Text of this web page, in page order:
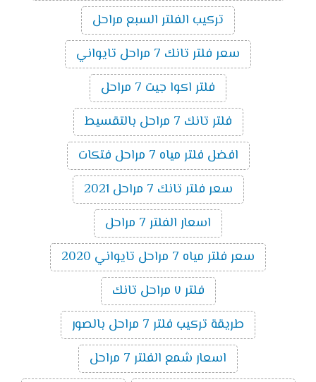
تركيب الفلتر السبع مراحل
سعر فلتر تانك 7 مراحل تايواني
فلتر اكوا جيت 7 مراحل
فلتر تانك 7 مراحل بالتقسيط
افضل فلتر مياه 7 مراحل فتكات
سعر فلتر تانك 7 مراحل 2021
اسعار الفلتر 7 مراحل
سعر فلتر مياه 7 مراحل تايواني 2020
فلتر ٧ مراحل تانك
طريقة تركيب فلتر 7 مراحل بالصور
اسعار شمع الفلتر 7 مراحل